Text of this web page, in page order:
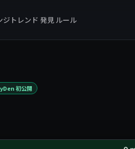
ジ トレンド 発見 ルール
初公開